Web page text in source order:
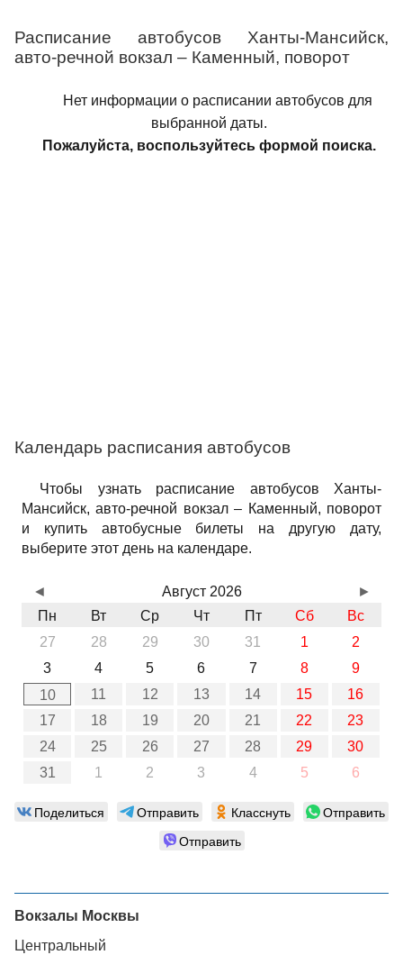
Расписание автобусов Ханты-Мансийск,
авто-речной вокзал – Каменный, поворот
Нет информации о расписании автобусов для
выбранной даты.
Пожалуйста, воспользуйтесь формой поиска.
Календарь расписания автобусов
Чтобы узнать расписание автобусов Ханты-
Мансийск, авто-речной вокзал – Каменный, поворот
и купить автобусные билеты на другую дату,
выберите этот день на календаре.
Август 2026
Пн
Вт Ср Чт Пт Сб
Вс
27
28 29 30 31 1
2
3
4 5 6 7 8
9
10
11 12 13 14 15
16
17
18 19 20 21 22
23
24
25 26 27 28 29
30
31
1 2 3 4 5 6
◄ ►
Поделиться Отправить Класснуть
Отправить
Отправить
Вокзалы Москвы
Центральный